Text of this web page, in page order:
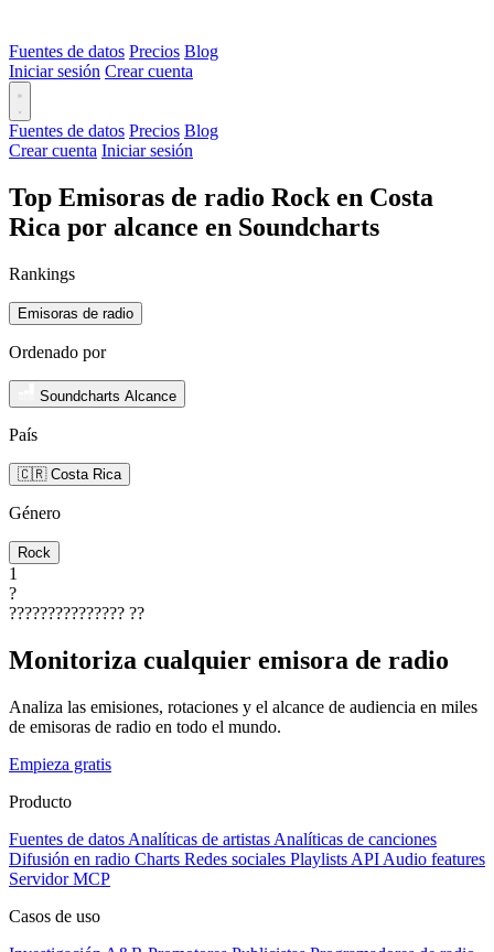
Fuentes de datos Precios Blog
Iniciar sesión Crear cuenta
Fuentes de datos Precios Blog
Crear cuenta Iniciar sesión
Top Emisoras de radio Rock en Costa
Rica por alcance en Soundcharts
Rankings
Emisoras de radio
Ordenado por
Soundcharts Alcance
País
🇨🇷 Costa Rica
Género
Rock
1
?
??????????????? ??
Monitoriza cualquier emisora de radio
Analiza las emisiones, rotaciones y el alcance de audiencia en miles
de emisoras de radio en todo el mundo.
Empieza gratis
Producto
Fuentes de datos Analíticas de artistas Analíticas de canciones
Difusión en radio Charts Redes sociales Playlists API Audio features
Servidor MCP
Casos de uso